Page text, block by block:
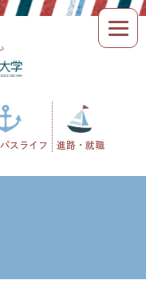
スライフ 進路・就職